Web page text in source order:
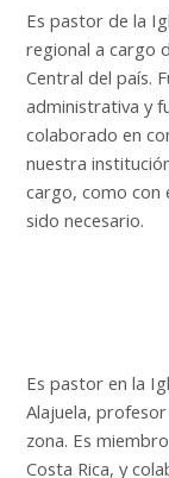
Es pastor de la
regional a cargo
Central del país.
administrativa y
colaborado en
nuestra
cargo, como con
sido necesario.
Es pastor en la
Alajuela,
zona. Es
Costa Rica, y